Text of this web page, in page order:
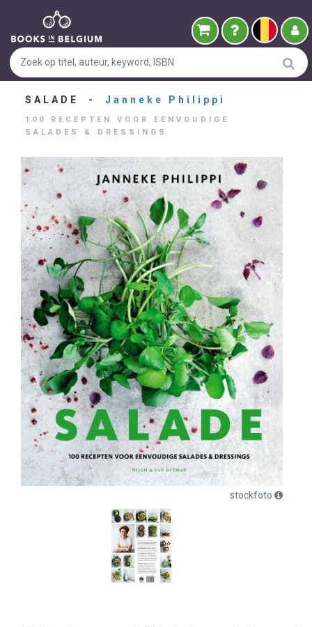
SALADE - Janneke Philippi
100 RECEPTEN VOOR EENVOUDIGE
SALADES & DRESSINGS
stockfoto